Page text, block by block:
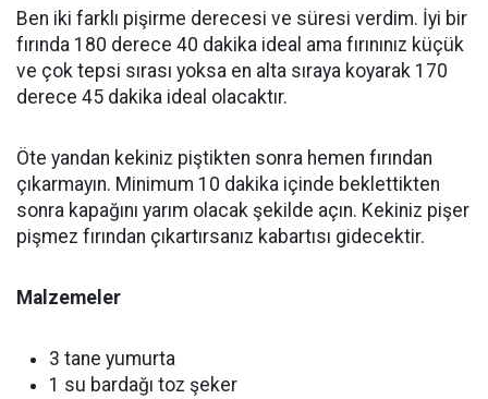
Ben iki farklı pişirme derecesi ve süresi verdim. İyi bir
fırında 180 derece 40 dakika ideal ama fırınınız küçük
ve çok tepsi sırası yoksa en alta sıraya koyarak 170
derece 45 dakika ideal olacaktır.
Öte yandan kekiniz piştikten sonra hemen fırından
çıkarmayın. Minimum 10 dakika içinde beklettikten
sonra kapağını yarım olacak şekilde açın. Kekiniz pişer
pişmez fırından çıkartırsanız kabartısı gidecektir.
Malzemeler
3 tane yumurta
1 su bardağı toz şeker